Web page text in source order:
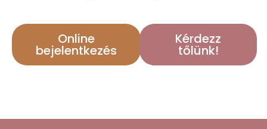
Online
bejelentkezés
Kérdezz
tőlünk!